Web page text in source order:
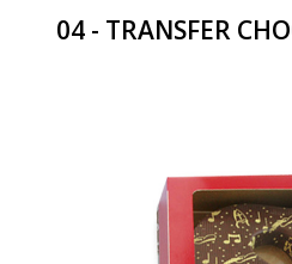
04 - TRANSFER